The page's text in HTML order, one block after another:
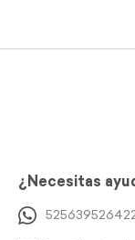
¿Necesitas